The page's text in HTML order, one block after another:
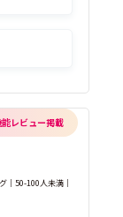
レビュー掲載
｜50-100人未満｜